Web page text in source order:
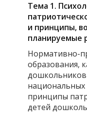
Тема 1.
и принципы,
планируемые
Нормативно-
образования,
дошкольников
национальных
принципы
детей